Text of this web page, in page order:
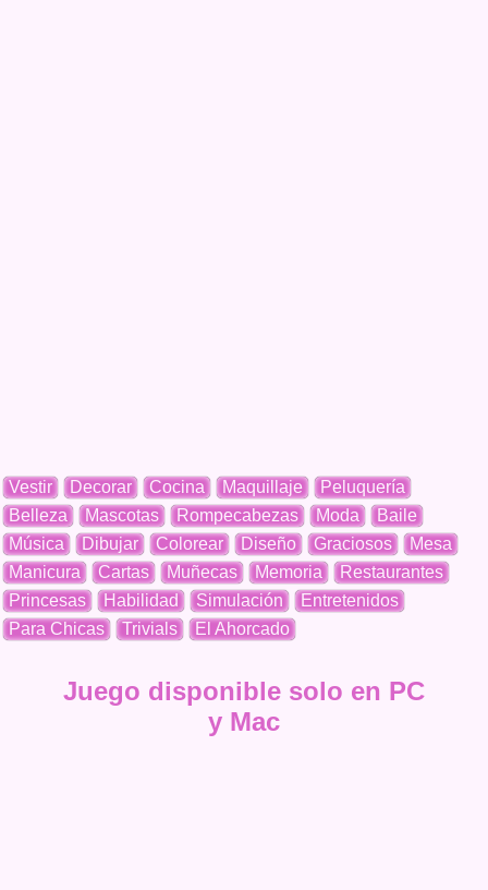
Vestir Decorar Cocina Maquillaje
Peluquería
Belleza
Mascotas Rompecabezas Moda
Baile
Música
Dibujar Colorear Diseño Graciosos
Mesa
Manicura
Cartas Muñecas Memoria
Restaurantes
Princesas
Habilidad Simulación
Entretenidos
Para Chicas
Trivials El Ahorcado
Juego disponible solo en PC
y Mac